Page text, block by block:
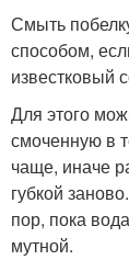
Смыть
способом,
известковый
Для этого
смоченную в
чаще, иначе
губкой
пор, пока
мутной.